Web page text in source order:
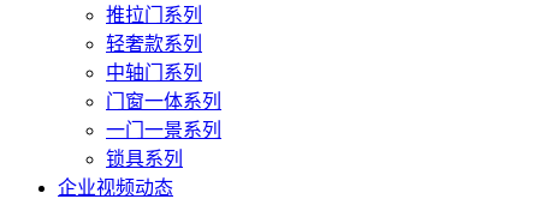
推拉门系列
轻奢款系列
中轴门系列
门窗一体系列
一门一景系列
锁具系列
企业视频动态